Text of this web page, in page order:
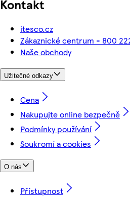
Kontakt
itesco.cz
Zákaznické centrum - 800
Naše obchody
Užitečné odkazy
Cena
Nakupujte online bezpečně
Podmínky používání
Soukromí a cookies
O nás
Přístupnost